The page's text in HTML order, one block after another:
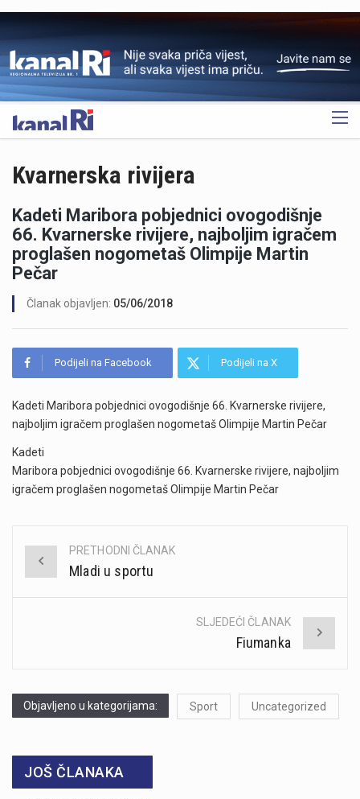
OGLAS
Kvarnerska rivijera
Kadeti Maribora pobjednici ovogodišnje
66. Kvarnerske rivijere, najboljim igračem
proglašen nogometaš Olimpije Martin
Pečar
Članak objavljen: 05/06/2018
Podijeli na Facebook Podijeli na X
Kadeti Maribora pobjednici ovogodišnje 66. Kvarnerske rivijere,
najboljim igračem proglašen nogometaš Olimpije Martin Pečar
Kadeti
Maribora pobjednici ovogodišnje 66. Kvarnerske rivijere, najboljim
igračem proglašen nogometaš Olimpije Martin Pečar
Post
PRETHODNI ČLANAK
Mladi u sportu
SLJEDEĆI ČLANAK
Fiumanka
Objavljeno u kategorijama: Sport Uncategorized
JOŠ ČLANAKA